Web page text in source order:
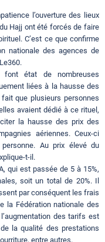
l’ouverture des lieux
Hajj ont été forcés de faire
C’est ce que confirme
nationale des agences de
font état de nombreuses
liées à la hausse des
que plusieurs personnes
avaient dédié à ce rituel,
la hausse des prix des
aériennes. Ceux-ci
Au prix élevé du
t-il.
qui est passée de 5 à 15%,
soit un total de 20%. Il
par conséquent les frais
la Fédération nationale des
des tarifs est
la qualité des prestations
entre autres.